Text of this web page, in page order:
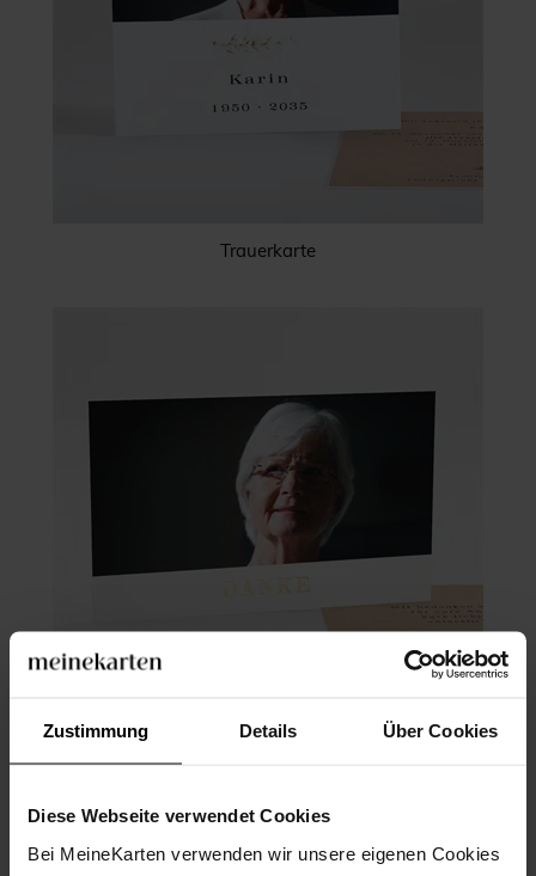
Zustimmung Details Über Cookies
Diese Webseite verwendet Cookies
Bei MeineKarten verwenden wir unsere eigenen Cookies
Trauerkarte